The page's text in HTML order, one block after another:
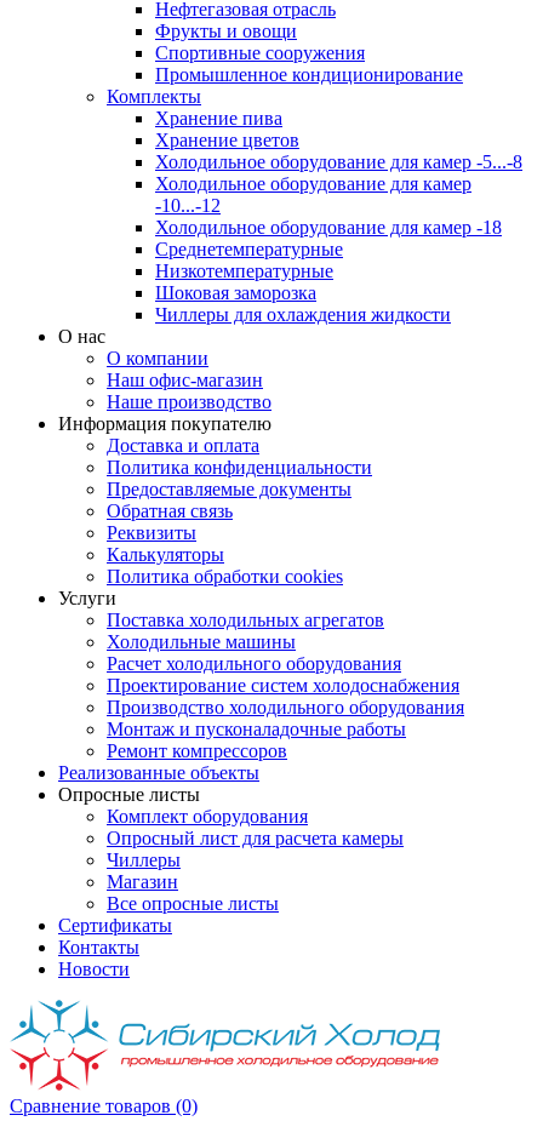
Нефтегазовая отрасль
Фрукты и овощи
Спортивные сооружения
Промышленное кондиционирование
Комплекты
Хранение пива
Хранение цветов
Холодильное оборудование для камер -5...-8
Холодильное оборудование для камер
-10...-12
Холодильное оборудование для камер -18
Среднетемпературные
Низкотемпературные
Шоковая заморозка
Чиллеры для охлаждения жидкости
О нас
О компании
Наш офис-магазин
Наше производство
Информация покупателю
Доставка и оплата
Политика конфиденциальности
Предоставляемые документы
Обратная связь
Реквизиты
Калькуляторы
Политика обработки cookies
Услуги
Поставка холодильных агрегатов
Холодильные машины
Расчет холодильного оборудования
Проектирование систем холодоснабжения
Производство холодильного оборудования
Монтаж и пусконаладочные работы
Ремонт компрессоров
Реализованные объекты
Опросные листы
Комплект оборудования
Опросный лист для расчета камеры
Чиллеры
Магазин
Все опросные листы
Сертификаты
Контакты
Новости
Сравнение товаров (0)